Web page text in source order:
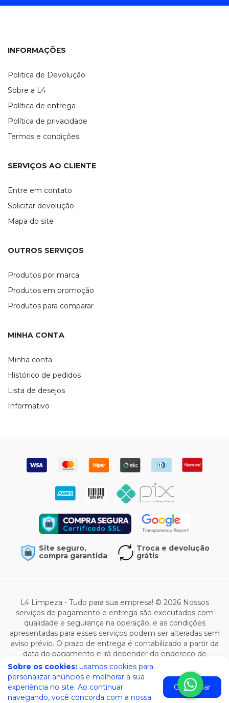
Sobre os cookies: usamos cookies para
personalizar anúncios e melhorar a sua
experiência no site. Ao continuar
navegando, você concorda com a nossa
Concordar
INFORMAÇÕES
Politica de Devolução
Sobre a L4
Política de entrega
Política de privacidade
Termos e condições
SERVIÇOS AO CLIENTE
Entre em contato
Solicitar devolução
Mapa do site
OUTROS SERVIÇOS
Produtos por marca
Produtos em promoção
Produtos para comparar
MINHA CONTA
Minha conta
Histórico de pedidos
Lista de desejos
Informativo
Site seguro,
compra garantida
Troca e devolução
grátis
L4 Limpeza - Tudo para sua empresa! © 2026 Nossos
serviços de pagamento e entrega são executados com
qualidade e segurança na operação, e as condições
apresentadas para esses serviços podem ser alteradas sem
aviso prévio. O prazo de entrega é contabilizado a partir da
data do pagamento e irá depender do endereço de
entrega e da modalidade selecionada. Todas as ofertas de
produto são válidas enquanto durar o estoque e estão
sujeitas a alterações de preço e condições.